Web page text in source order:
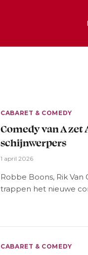
CABARET & COMEDY
Comedy van A
schijnwerpers
1 april 2026
Robbe Boons, Rik Van
trappen het nieuwe
CABARET & COMEDY